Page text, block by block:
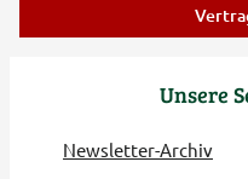
Unsere
Newsletter-Archiv